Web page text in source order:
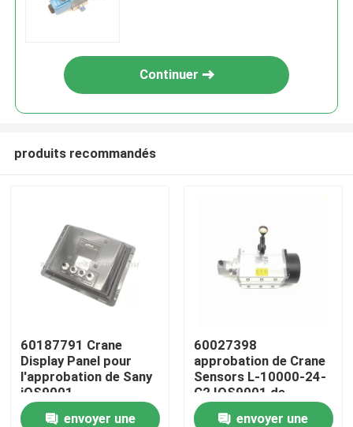
Aperçu
Produits
Continuer
produits recommandés
60187791 Crane
Display Panel pour
l'approbation de Sany
iOS9001
envoyer une
60027398
approbation de Crane
Sensors L-10000-24-
C2 IOS9001 de
déplacement
envoyer une